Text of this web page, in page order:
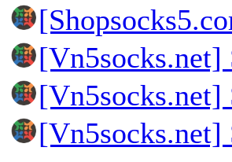
[Vn5socks.net]
[Vn5socks.net]
[Vn5socks.net]